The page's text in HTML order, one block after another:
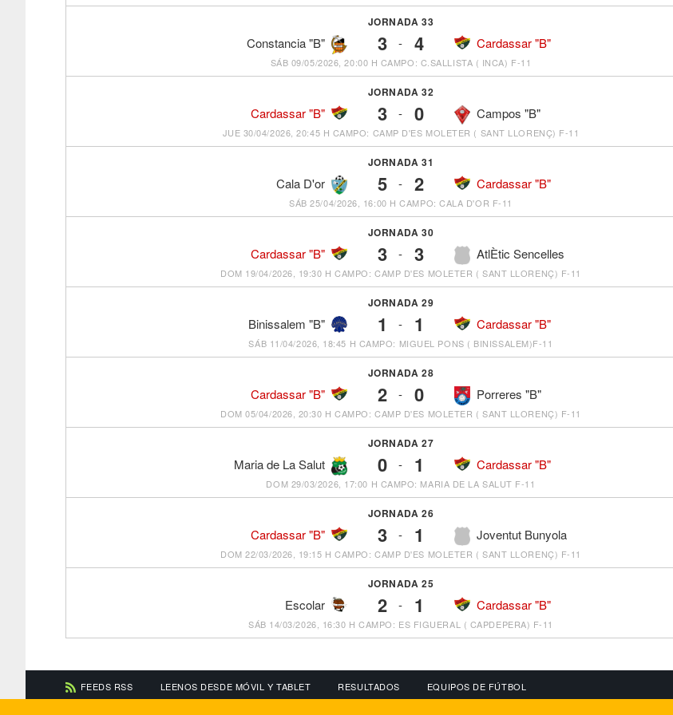
JORNADA 33
Constancia "B" 3 - Cardassar "B"
4
SÁB 09/05/2026, 20:00 H CAMPO: C.SALLISTA ( INCA) F-11
JORNADA 32
Cardassar "B" 3 - Campos "B"
0
JUE 30/04/2026, 20:45 H CAMPO: CAMP D'ES MOLETER ( SANT LLORENÇ) F-11
JORNADA 31
Cala D'or 5 - Cardassar "B"
2
SÁB 25/04/2026, 16:00 H CAMPO: CALA D'OR F-11
JORNADA 30
Cardassar "B" 3 - AtlÈtic Sencelles
3
DOM 19/04/2026, 19:30 H CAMPO: CAMP D'ES MOLETER ( SANT LLORENÇ) F-11
JORNADA 29
Binissalem "B" 1 - Cardassar "B"
1
SÁB 11/04/2026, 18:45 H CAMPO: MIGUEL PONS ( BINISSALEM)F-11
JORNADA 28
Cardassar "B" 2 - Porreres "B"
0
DOM 05/04/2026, 20:30 H CAMPO: CAMP D'ES MOLETER ( SANT LLORENÇ) F-11
JORNADA 27
Maria de La Salut 0 - Cardassar "B"
1
DOM 29/03/2026, 17:00 H CAMPO: MARIA DE LA SALUT F-11
JORNADA 26
Cardassar "B" 3 - Joventut Bunyola
1
DOM 22/03/2026, 19:15 H CAMPO: CAMP D'ES MOLETER ( SANT LLORENÇ) F-11
JORNADA 25
Escolar 2 - Cardassar "B"
1
SÁB 14/03/2026, 16:30 H CAMPO: ES FIGUERAL ( CAPDEPERA) F-11
FEEDS RSS LEENOS DESDE MÓVIL Y TABLET RESULTADOS EQUIPOS DE FÚTBOL